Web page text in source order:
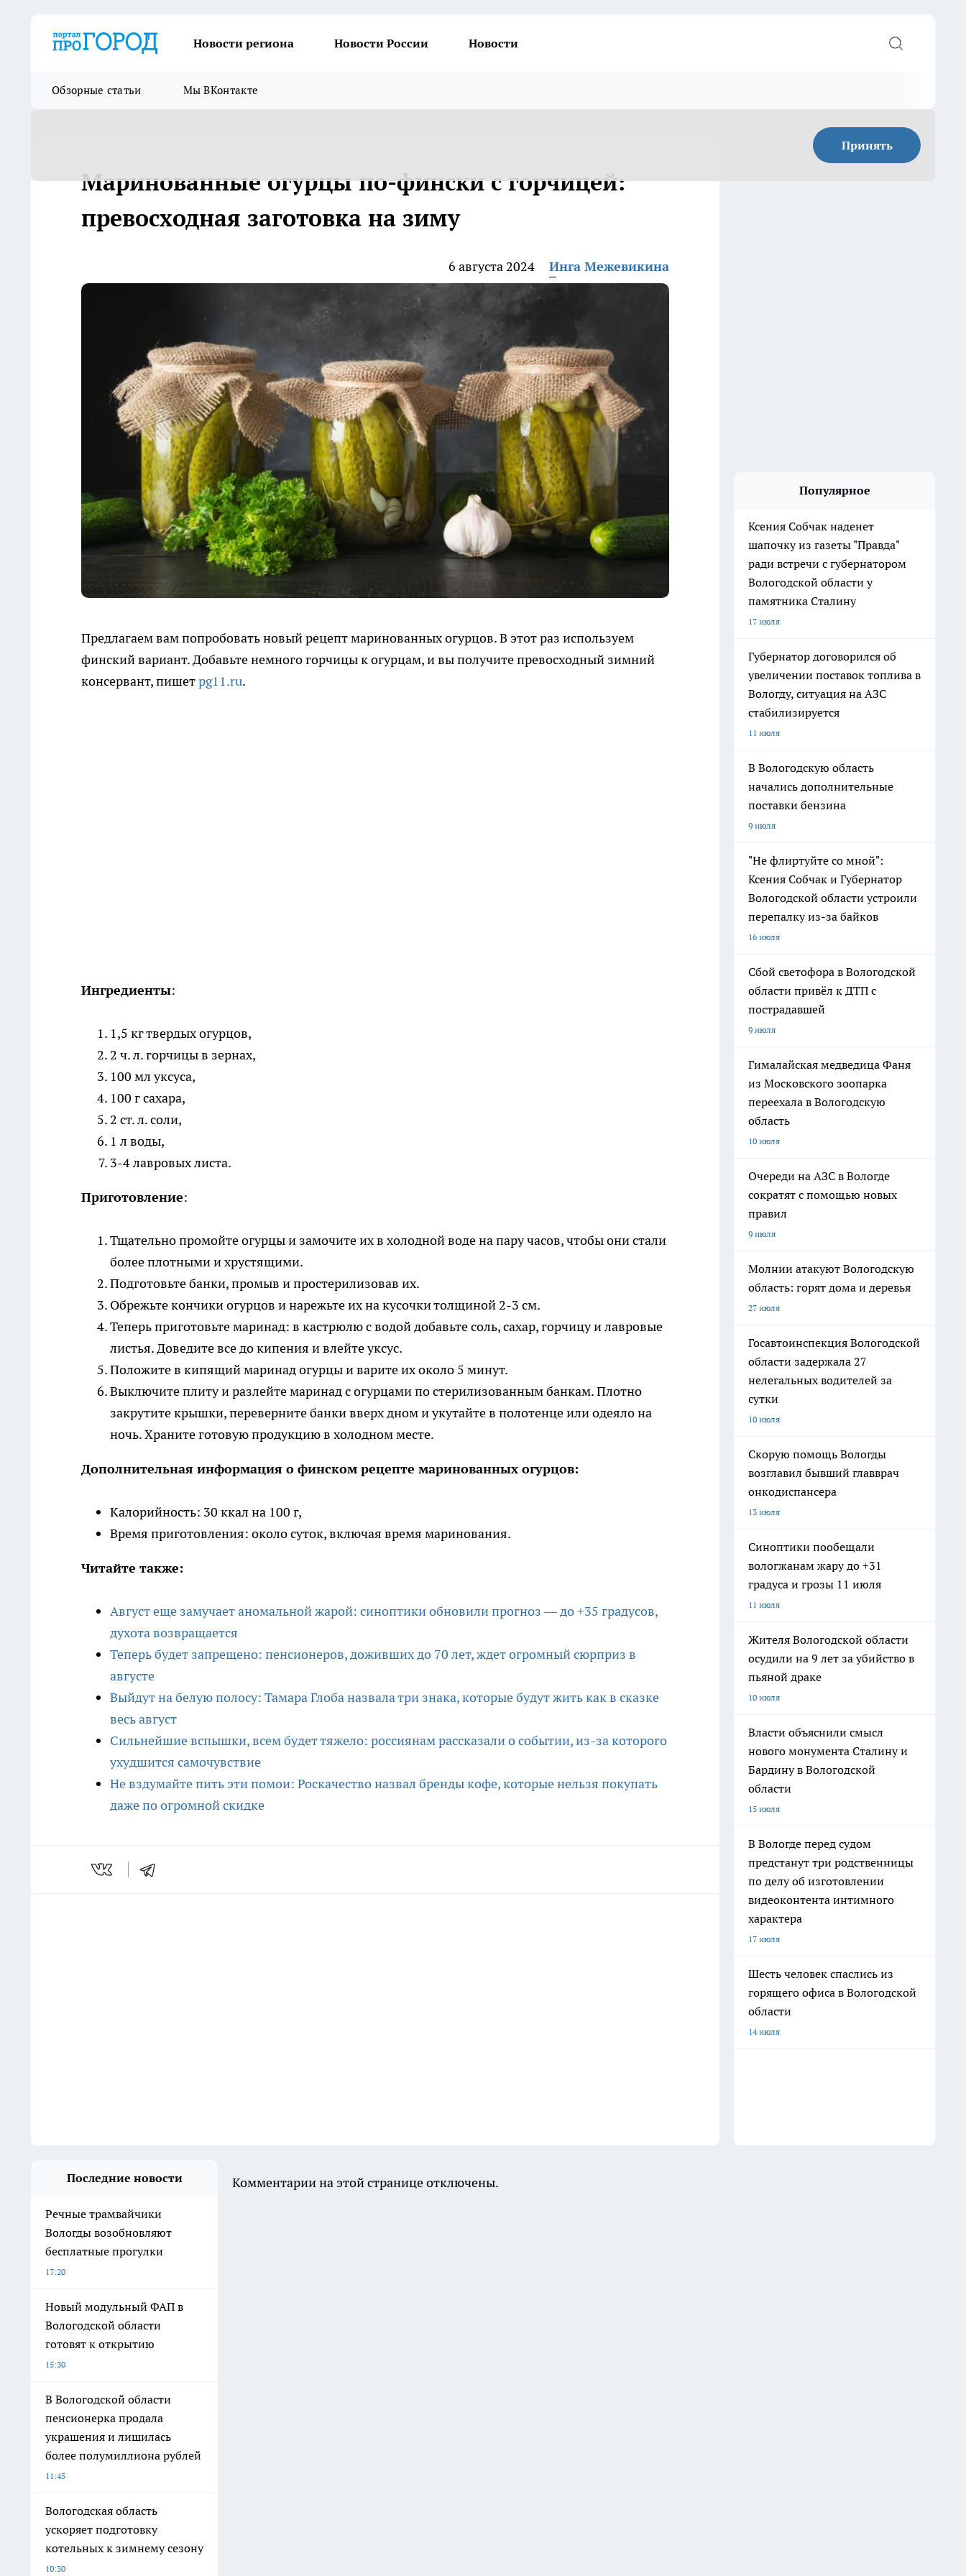
Новости региона Новости России Новости
Обзорные статьи Мы ВКонтакте
Принять
Маринованные огурцы по-фински с горчицей:
превосходная заготовка на зиму
6 августа 2024 Инга Межевикина
Предлагаем вам попробовать новый рецепт маринованных огурцов. В этот раз используем
финский вариант. Добавьте немного горчицы к огурцам, и вы получите превосходный зимний
консервант, пишетpg11.ru.
Ингредиенты:
1,5 кг твердых огурцов,
2 ч. л. горчицы в зернах,
100 мл уксуса,
100 г сахара,
2 ст. л. соли,
1 л воды,
3-4 лавровых листа.
Приготовление:
Тщательно промойте огурцы и замочите их в холодной воде на пару часов, чтобы они стали
более плотными и хрустящими.
Подготовьте банки, промыв и простерилизовав их.
Обрежьте кончики огурцов и нарежьте их на кусочки толщиной 2-3 см.
Теперь приготовьте маринад: в кастрюлю с водой добавьте соль, сахар, горчицу и лавровые
листья. Доведите все до кипения и влейте уксус.
Положите в кипящий маринад огурцы и варите их около 5 минут.
Выключите плиту и разлейте маринад с огурцами по стерилизованным банкам. Плотно
закрутите крышки, переверните банки вверх дном и укутайте в полотенце или одеяло на
ночь. Храните готовую продукцию в холодном месте.
Дополнительная информация о финском рецепте маринованных огурцов:
Калорийность: 30 ккал на 100 г,
Время приготовления: около суток, включая время маринования.
Читайте также:
Август еще замучает аномальной жарой: синоптики обновили прогноз — до +35 градусов,
духота возвращается
Теперь будет запрещено: пенсионеров, доживших до 70 лет, ждет огромный сюрприз в
августе
Выйдут на белую полосу: Тамара Глоба назвала три знака, которые будут жить как в сказке
весь август
Сильнейшие вспышки, всем будет тяжело: россиянам рассказали о событии, из-за которого
ухудшится самочувствие
Не вздумайте пить эти помои: Роскачество назвал бренды кофе, которые нельзя покупать
даже по огромной скидке
Популярное
Ксения Собчак наденет
шапочку из газеты "Правда"
ради встречи с губернатором
Вологодской области у
памятника Сталину
17 июля
Губернатор договорился об
увеличении поставок топлива в
Вологду, ситуация на АЗС
стабилизируется
11 июля
В Вологодскую область
начались дополнительные
поставки бензина
9 июля
"Не флиртуйте со мной":
Ксения Собчак и Губернатор
Вологодской области устроили
перепалку из-за байков
16 июля
Сбой светофора в Вологодской
области привёл к ДТП с
пострадавшей
9 июля
Гималайская медведица Фаня
из Московского зоопарка
переехала в Вологодскую
область
10 июля
Очереди на АЗС в Вологде
сократят с помощью новых
правил
9 июля
Молнии атакуют Вологодскую
область: горят дома и деревья
27 июля
Госавтоинспекция Вологодской
области задержала 27
нелегальных водителей за
сутки
10 июля
Скорую помощь Вологды
возглавил бывший главврач
онкодиспансера
13 июля
Синоптики пообещали
вологжанам жару до +31
градуса и грозы 11 июля
11 июля
Жителя Вологодской области
осудили на 9 лет за убийство в
пьяной драке
10 июля
Власти объяснили смысл
нового монумента Сталину и
Бардину в Вологодской
области
15 июля
В Вологде перед судом
предстанут три родственницы
по делу об изготовлении
видеоконтента интимного
характера
17 июля
Шесть человек спаслись из
горящего офиса в Вологодской
области
14 июля
Последние новости
Речные трамвайчики
Вологды возобновляют
бесплатные прогулки
17:20
Новый модульный ФАП в
Вологодской области
готовят к открытию
15:30
В Вологодской области
пенсионерка продала
украшения и лишилась
более полумиллиона рублей
11:45
Вологодская область
ускоряет подготовку
котельных к зимнему сезону
10:30
Комментарии на этой странице отключены.